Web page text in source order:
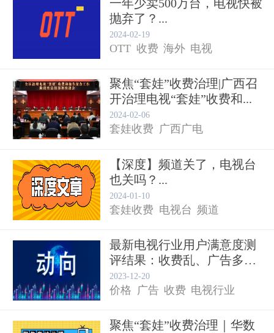
一年少卖500万台，电视快被
抛弃了？...
2024-02-19
OTT 收费 海外 电视
聚焦“套娃”收费治理|广西召
开治理电视“套娃”收费和...
2024-02-06
套娃收费 广西广电
【深度】频道关了，电视台
也关吗？...
2024-01-10
套娃收费 电视台 频道
最新电视行业用户满意度测
评结果：收费乱、广告多等
备受...
2023-12-20
价格 广告 收费 电视行业
聚焦“套娃”收费治理｜华数